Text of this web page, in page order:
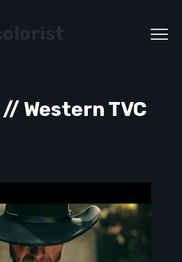
Western TVC